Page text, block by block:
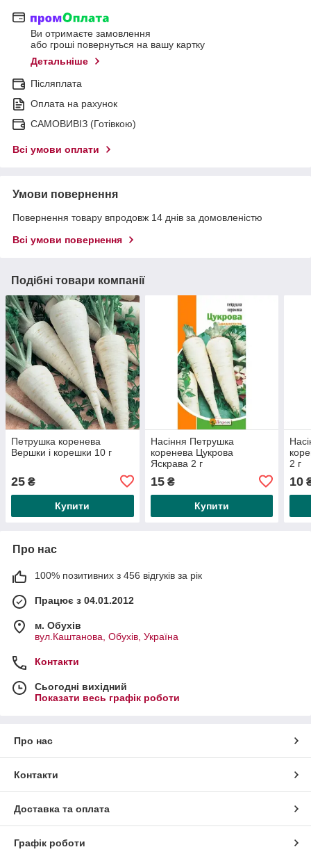
Ви отримаєте замовлення
або гроші повернуться на вашу картку
Детальніше
Післяплата
Оплата на рахунок
САМОВИВІЗ (Готівкою)
Всі умови оплати
Умови повернення
Повернення товару впродовж 14 днів за домовленістю
Всі умови повернення
Подібні товари компанії
Петрушка коренева
Вершки і корешки 10 г
25 ₴
Купити
Насіння Петрушка
коренева Цукрова
Яскрава 2 г
15₴
Купити
2 г
10
Про нас
100% позитивних з 456 відгуків за рік
Працює з 04.01.2012
м. Обухів
вул.Каштанова, Обухів, Україна
Контакти
Сьогодні вихідний
Показати весь графік роботи
Про нас
Контакти
Доставка та оплата
Графік роботи